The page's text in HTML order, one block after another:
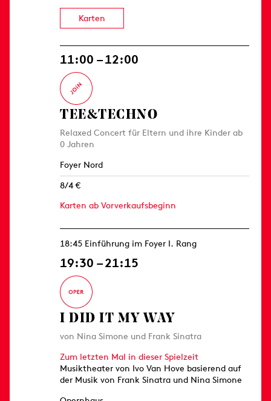
Karten
11:00 – 12:00
TEE&TECHNO
Relaxed Concert für Eltern und ihre Kinder ab
0 Jahren
Foyer Nord
8/4 €
Karten ab Vorverkaufsbeginn
18:45 Einführung im Foyer I. Rang
19:30 – 21:15
I DID IT MY WAY
von Nina Simone und Frank Sinatra
Zum letzten Mal in dieser Spielzeit
Musiktheater von Ivo Van Hove basierend auf
der Musik von Frank Sinatra und Nina Simone